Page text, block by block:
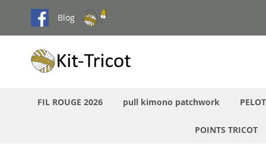
Aller
au
contenu
Blog
FIL ROUGE 2026 pull kimono patchwork
POINTS TRICOT